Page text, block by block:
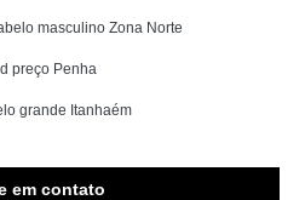
masculino Zona Norte
preço Penha
grande Itanhaém
em contato